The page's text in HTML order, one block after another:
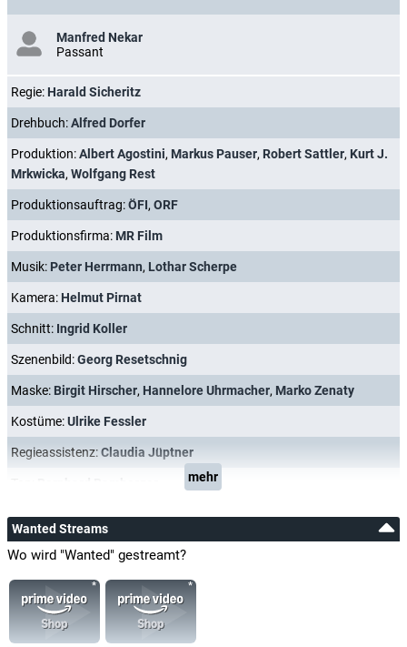
Manfred Nekar
Passant
Regie: Harald Sicheritz
Drehbuch:Alfred Dorfer
Produktion:Albert Agostini, Markus Pauser, Robert Sattler, Kurt J.
Mrkwicka, Wolfgang Rest
Produktionsauftrag:ÖFI, ORF
Produktionsfirma: MR Film
Musik: Peter Herrmann, Lothar Scherpe
Kamera: Helmut Pirnat
Schnitt: Ingrid Koller
Szenenbild:Georg Resetschnig
Maske: Birgit Hirscher, Hannelore Uhrmacher, Marko Zenaty
Kostüme:Ulrike Fessler
Regieassistenz:Claudia Jüptner
mehr
Wanted Streams
Wo wird "Wanted" gestreamt?